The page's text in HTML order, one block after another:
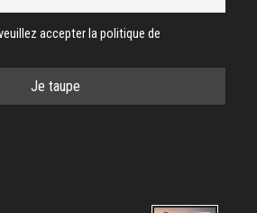
accepter la politique de